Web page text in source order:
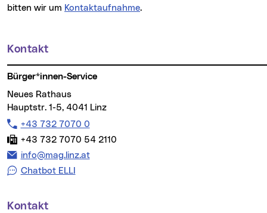
bitten wir um Kontaktaufnahme.
Weitere Informationen
Kontakt
Bürger*innen-Service
Neues Rathaus
Hauptstr. 1-5, 4041 Linz
Telefon:
+43 732 7070 0
Fax:
+43 732 7070 54 2110
E-Mail Adresse:
info@mag.linz.at
Chatbot ELLI
Kontakt